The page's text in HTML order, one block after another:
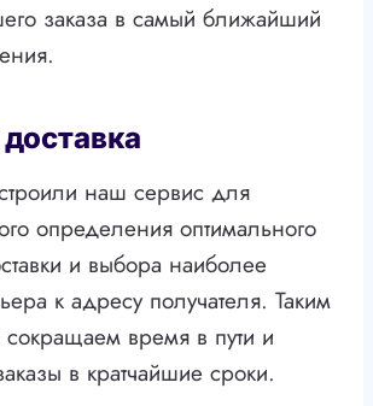
заказа в самый ближайший
наш сервис для
определения оптимального
и выбора наиболее
к адресу получателя. Таким
время в пути и
в кратчайшие сроки.